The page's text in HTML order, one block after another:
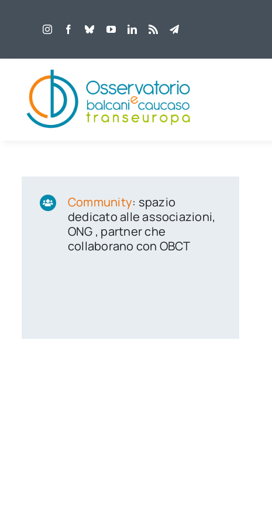
Community: spazio
dedicato alle associazioni,
ONG , partner che
collaborano con OBCT